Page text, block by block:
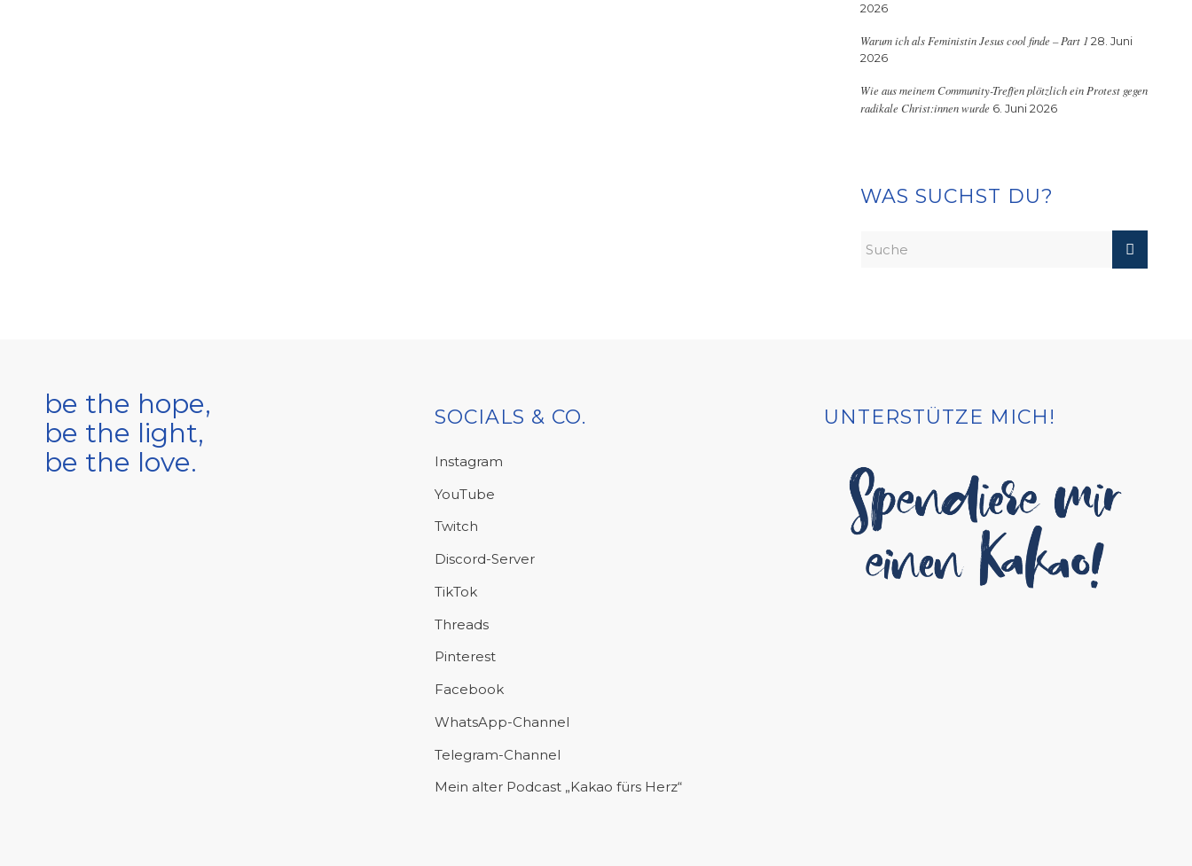
2026
Warum ich als Feministin Jesus cool finde – Part 1 28. Juni
2026
Wie aus meinem Community-Treffen plötzlich ein Protest gegen
radikale Christ:innen wurde 6. Juni 2026
WAS SUCHST DU?
be the hope,
be the light,
be the love.
SOCIALS & CO.
Instagram
YouTube
Twitch
Discord-Server
TikTok
Threads
Pinterest
Facebook
WhatsApp-Channel
Telegram-Channel
Mein alter Podcast „Kakao fürs Herz“
UNTERSTÜTZE MICH!